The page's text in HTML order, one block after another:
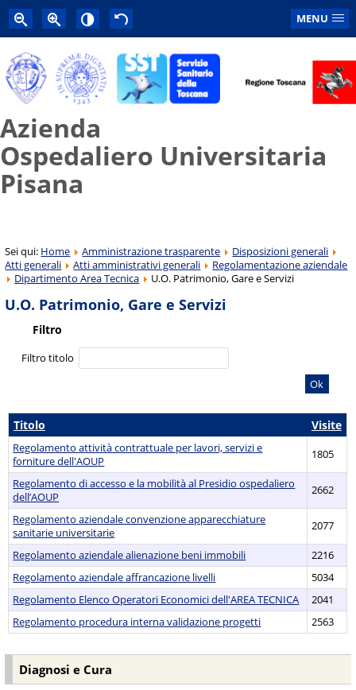
MENU
Azienda
Ospedaliero Universitaria
Pisana
Sei qui: Home Amministrazione trasparente
Disposizioni generali
Atti generali
Atti amministrativi generali
Regolamentazione aziendale
Dipartimento Area Tecnica
U.O. Patrimonio, Gare e Servizi
U.O. Patrimonio, Gare e Servizi
Filtro
Filtro titolo
Ok
Titolo Visite
Regolamento attività contrattuale per lavori, servizi e
forniture dell'AOUP
1805
Regolamento di accesso e la mobilità al Presidio ospedaliero
dell’AOUP
2662
Regolamento aziendale convenzione apparecchiature
sanitarie universitarie
2077
Regolamento aziendale alienazione beni immobili
2216
Regolamento aziendale affrancazione livelli
5034
Regolamento Elenco Operatori Economici dell'AREA TECNICA
2041
Regolamento procedura interna validazione progetti
2563
Diagnosi e Cura